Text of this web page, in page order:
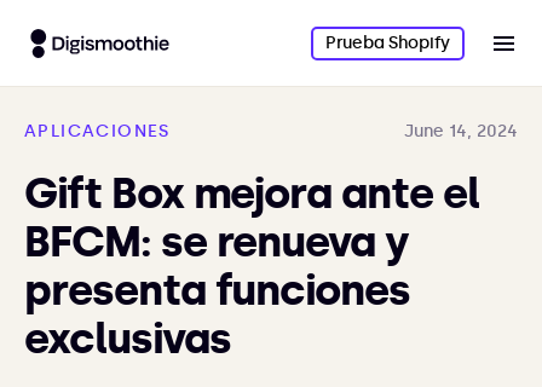
Prueba Shopify
APLICACIONES June 14, 2024
Gift Box mejora ante el
BFCM: se renueva y
presenta funciones
exclusivas